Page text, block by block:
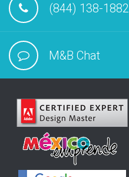
(844) 138-1882
M&B Chat